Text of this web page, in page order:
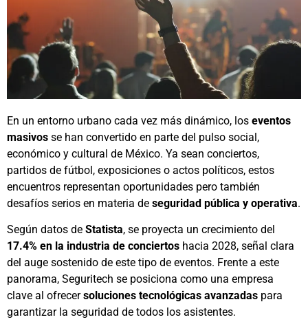
En un entorno urbano cada vez más dinámico, los eventos
masivos se han convertido en parte del pulso social,
económico y cultural de México. Ya sean conciertos,
partidos de fútbol, exposiciones o actos políticos, estos
encuentros representan oportunidades pero también
desafíos serios en materia de seguridad pública y operativa.
Según datos de Statista, se proyecta un crecimiento del
17.4% en la industria de conciertos hacia 2028, señal clara
del auge sostenido de este tipo de eventos. Frente a este
panorama, Seguritech se posiciona como una empresa
clave al ofrecersoluciones tecnológicas avanzadas para
garantizar la seguridad de todos los asistentes.